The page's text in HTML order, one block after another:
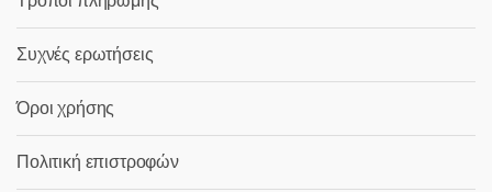
Συχνές ερωτήσεις
Όροι χρήσης
Πολιτική επιστροφών